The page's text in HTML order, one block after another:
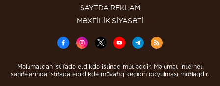
SAYTDA REKLAM
MƏXFİLİK SİYASƏTİ
Məlumatdan istifadə etdikdə istinad mütləqdir. Məlumat internet
səhifələrində istifadə edildikdə müvafiq keçidin qoyulması mütləqdir.